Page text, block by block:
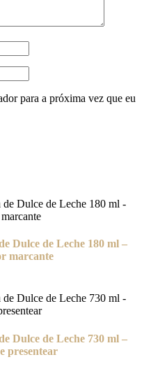
para a próxima vez que eu
Dulce de Leche 180 ml –
marcante
Dulce de Leche 730 ml –
presentear